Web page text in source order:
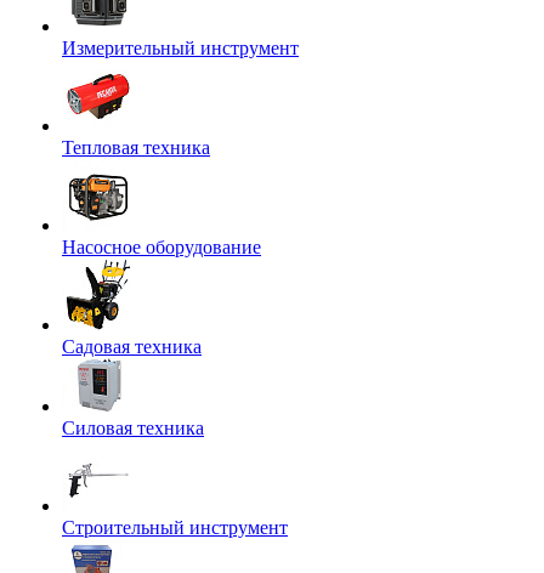
Измерительный инструмент
Тепловая техника
Насосное оборудование
Садовая техника
Силовая техника
Строительный инструмент